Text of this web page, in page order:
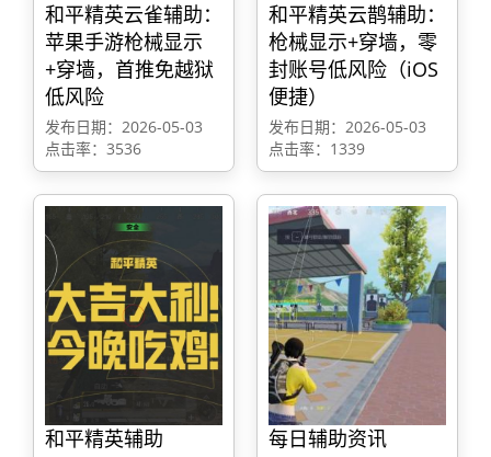
和平精英云雀辅助：
苹果手游枪械显示
+穿墙，首推免越狱
低风险
发布日期：2026-05-03
点击率：3536
和平精英云鹊辅助：
枪械显示+穿墙，零
封账号低风险（iOS
便捷）
发布日期：2026-05-03
点击率：1339
和平精英辅助
每日辅助资讯